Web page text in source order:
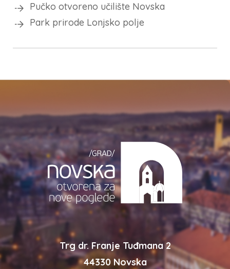
Pučko otvoreno učilište Novska
Park prirode Lonjsko polje
Trg dr. Franje Tuđmana 2
44330 Novska